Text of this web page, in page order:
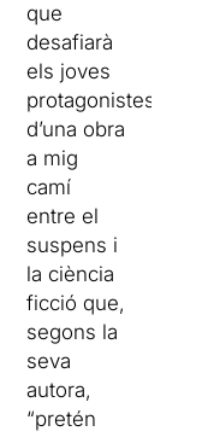
que
desafiarà
els joves
protagonistes
d’una obra
a mig
camí
entre el
suspens i
la ciència
ficció que,
segons la
seva
autora,
“pretén